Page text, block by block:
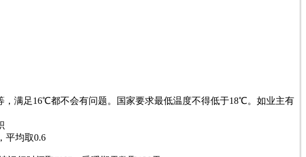
满足16℃都不会有问题。国家要求最低温度不得低于18℃。如业主有
平均取0.6